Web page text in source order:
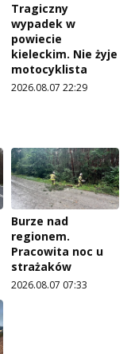
Tragiczny
wypadek w
powiecie
kieleckim. Nie żyje
motocyklista
2026.08.07 22:29
Burze nad
regionem.
Pracowita noc u
strażaków
2026.08.07 07:33